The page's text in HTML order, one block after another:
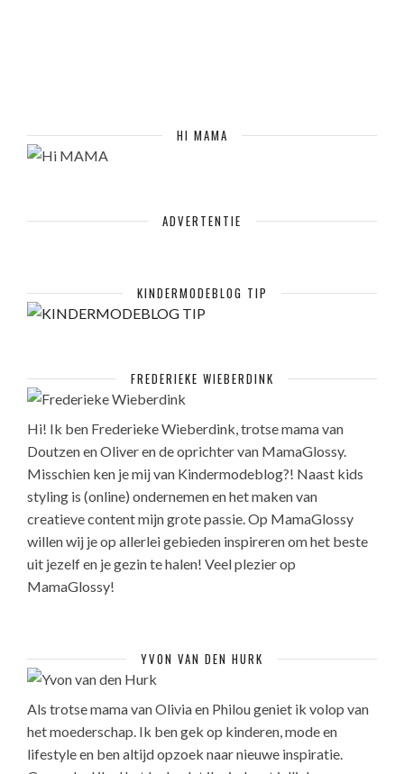
HI MAMA
ADVERTENTIE
KINDERMODEBLOG TIP
FREDERIEKE WIEBERDINK
Hi! Ik ben Frederieke Wieberdink, trotse mama van
Doutzen en Oliver en de oprichter van MamaGlossy.
Misschien ken je mij van Kindermodeblog?! Naast kids
styling is (online) ondernemen en het maken van
creatieve content mijn grote passie. Op MamaGlossy
willen wij je op allerlei gebieden inspireren om het beste
uit jezelf en je gezin te halen! Veel plezier op
MamaGlossy!
YVON VAN DEN HURK
Als trotse mama van Olivia en Philou geniet ik volop van
het moederschap. Ik ben gek op kinderen, mode en
lifestyle en ben altijd opzoek naar nieuwe inspiratie.